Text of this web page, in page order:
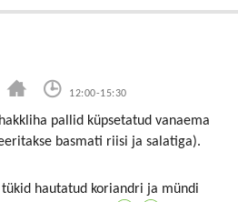
12:00-15:30
pallid küpsetatud vanaema
basmati riisi ja salatiga).
hautatud koriandri ja mündi